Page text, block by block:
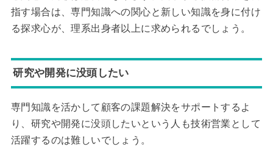
指す場合は、専門知識への関心と新しい知識を身に付け
る探求心が、理系出身者以上に求められるでしょう。
研究や開発に没頭したい
専門知識を活かして顧客の課題解決をサポートするよ
り、研究や開発に没頭したいという人も技術営業として
活躍するのは難しいでしょう。